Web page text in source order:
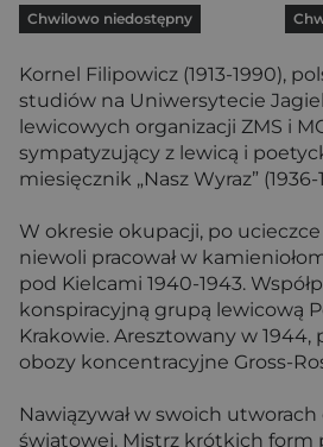
Chwilowo niedostępny
Kornel Filipowicz (1913-1990),
studiów na Uniwersytecie
lewicowych organizacji ZMS i
sympatyzujący z lewicą i
miesięcznik „Nasz Wyraz” (1936-
W okresie okupacji, po
niewoli pracował w
pod Kielcami 1940-1943.
konspiracyjną grupą lewicową
Krakowie. Aresztowany w 1944,
obozy koncentracyjne Gross-
Nawiązywał w swoich
światowej. Mistrz krótkich form